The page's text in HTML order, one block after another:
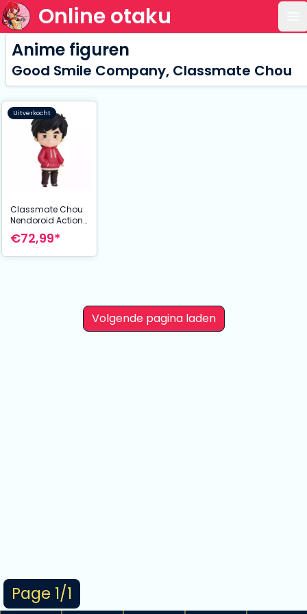
Online otaku
Page 1/1
Anime figuren
Good Smile Company, Classmate Chou
Uitverkocht
Classmate Chou
Nendoroid Action
Figure Classmate
Chou 10 cm
€72,99*
Volgende pagina laden